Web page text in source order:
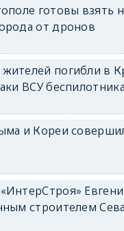
готовы взять
от дронов
погибли в
ВСУ
и Кореи
строителем